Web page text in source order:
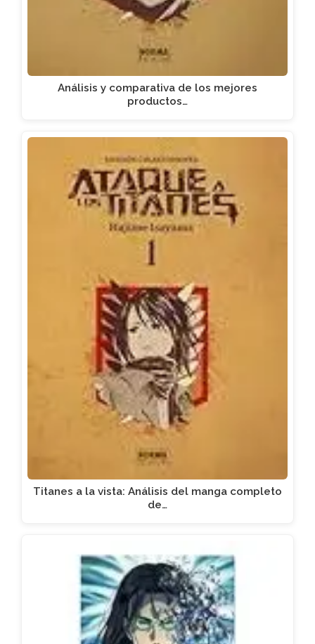
Análisis y comparativa de los mejores
productos…
Titanes a la vista: Análisis del manga completo
de…